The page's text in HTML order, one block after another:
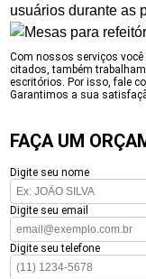
usuários durante as
Com nossos serviços
citados, também
escritórios. Por isso, fale
Garantimos a sua
FAÇA UM
Digite seu nome
Digite seu email
Digite seu telefone